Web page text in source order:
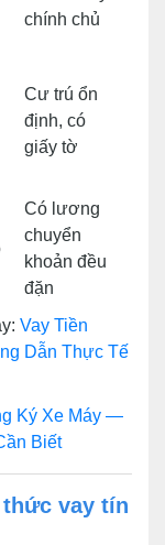
chính chủ
Cư trú ổn
định, có
giấy tờ
Có lương
chuyển
khoản đều
đặn
Vay Tiền
Dẫn Thực Tế
Ký Xe Máy —
Biết
vay tín